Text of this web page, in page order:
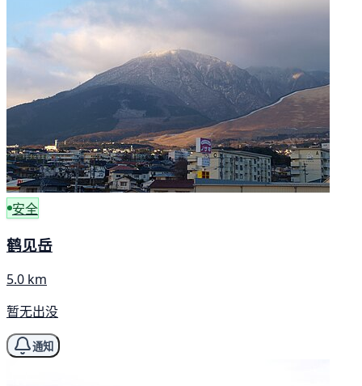
安全
鹤见岳
5.0 km
暂无出没
通知